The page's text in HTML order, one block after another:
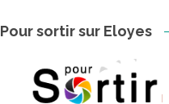
Pour sortir sur Eloyes